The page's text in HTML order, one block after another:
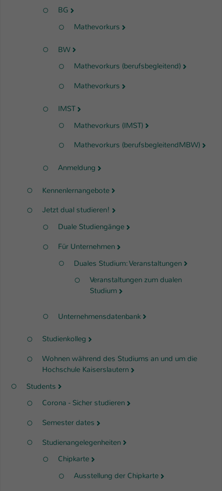
BG
Mathevorkurs
BW
Mathevorkurs (berufsbegleitend)
Mathevorkurs
IMST
Mathevorkurs (IMST)
Mathevorkurs (berufsbegleitendMBW)
Anmeldung
Kennenlernangebote
Jetzt dual studieren!
Duale Studiengänge
Für Unternehmen
Duales Studium: Veranstaltungen
Veranstaltungen zum dualen
Studium
Unternehmensdatenbank
Studienkolleg
Wohnen während des Studiums an und um die
Hochschule Kaiserslautern
Students
Corona - Sicher studieren
Semester dates
Studienangelegenheiten
Chipkarte
Ausstellung der Chipkarte
Dieser Cookie teilt der Webseite mit, ob
zu verwalten.